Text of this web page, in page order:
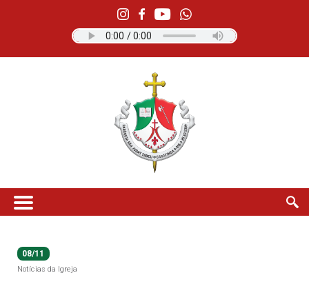
08/11
Notícias da Igreja